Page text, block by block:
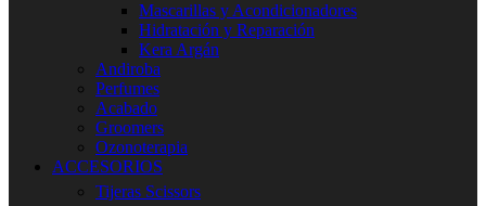
Mascarillas y Acondicionadores
Hidratación y Reparación
Kera Argán
Andiroba
Perfumes
Acabado
Groomers
Ozonoterapia
ACCESORIOS
Tijeras Scissors